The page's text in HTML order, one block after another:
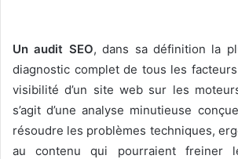
Un audit SEO, dans sa définition la
diagnostic complet de tous les
visibilité d’un site web sur les
s’agit d’une analyse minutieuse
résoudre les problèmes techniques,
au contenu qui pourraient freiner